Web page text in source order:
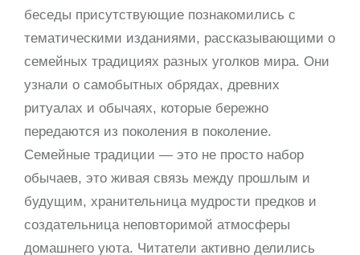
беседы присутствующие познакомились с
тематическими изданиями, рассказывающими о
семейных традициях разных уголков мира. Они
узнали о самобытных обрядах, древних
ритуалах и обычаях, которые бережно
передаются из поколения в поколение.
Семейные традиции — это не просто набор
обычаев, это живая связь между прошлым и
будущим, хранительница мудрости предков и
создательница неповторимой атмосферы
домашнего уюта. Читатели активно делились